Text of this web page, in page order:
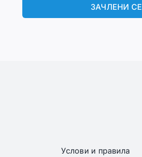
ЗАЧЛЕНИ СЕ
Услови и правила